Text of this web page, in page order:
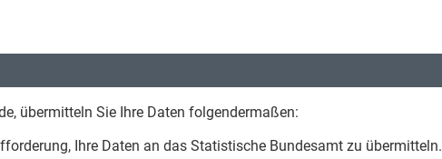
übermitteln Sie Ihre Daten folgendermaßen:
Ihre Daten an das Statistische Bundesamt zu übermitteln.